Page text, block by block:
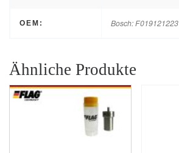
OEM: Bosch: F019121223
Ähnliche Produkte